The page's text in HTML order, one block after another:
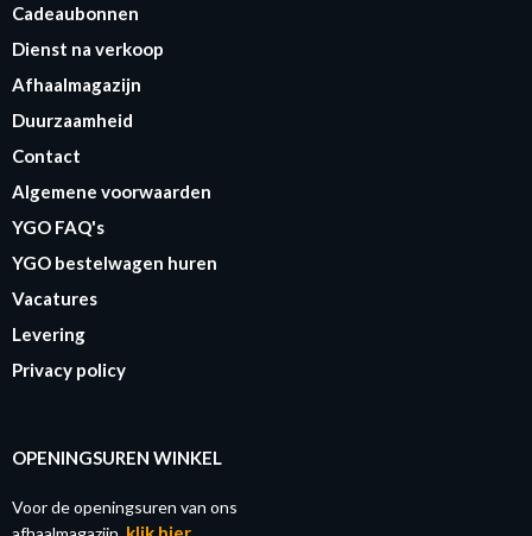
Cadeaubonnen
Dienst na verkoop
Afhaalmagazijn
Duurzaamheid
Contact
Algemene voorwaarden
YGO FAQ's
YGO bestelwagen huren
Vacatures
Levering
Privacy policy
OPENINGSUREN WINKEL
Voor de openingsuren van ons